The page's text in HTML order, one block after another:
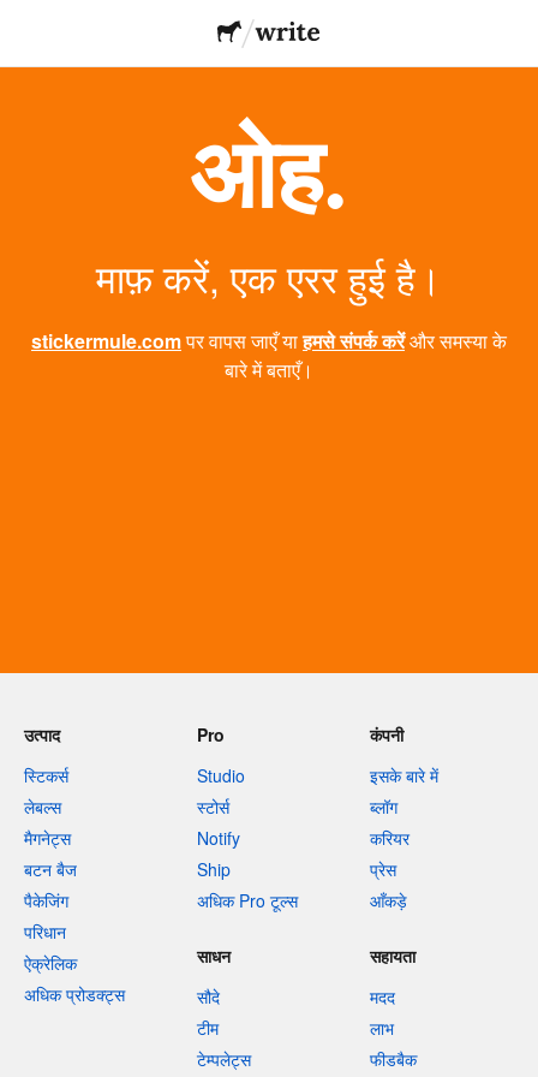
ओह.
माफ़ करें, एक एरर हुई है।
stickermule.comपर वापस जाएँ याहमसे संपर्क करेंऔर समस्या के
बारे में बताएँ।
उत्पाद
स्टिकर्स
लेबल्स
मैगनेट्स
बटन बैज
पैकेजिंग
परिधान
ऐक्रेलिक
अधिक प्रोडक्ट्स
Pro
Studio
स्टोर्स
Notify
Ship
अधिक Pro टूल्स
कंपनी
इसके बारे में
ब्लॉग
करियर
प्रेस
आँकड़े
साधन
सौदे
टीम
टेम्पलेट्स
सहायता
मदद
लाभ
फीडबैक